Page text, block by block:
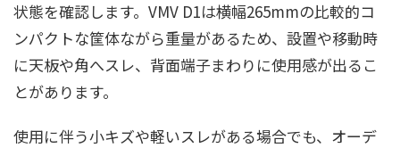
状態を確認します。VMV D1は横幅265mmの比較的コ
ンパクトな筐体ながら重量があるため、設置や移動時
に天板や角へスレ、背面端子まわりに使用感が出るこ
とがあります。
使用に伴う小キズや軽いスレがある場合でも、オーデ